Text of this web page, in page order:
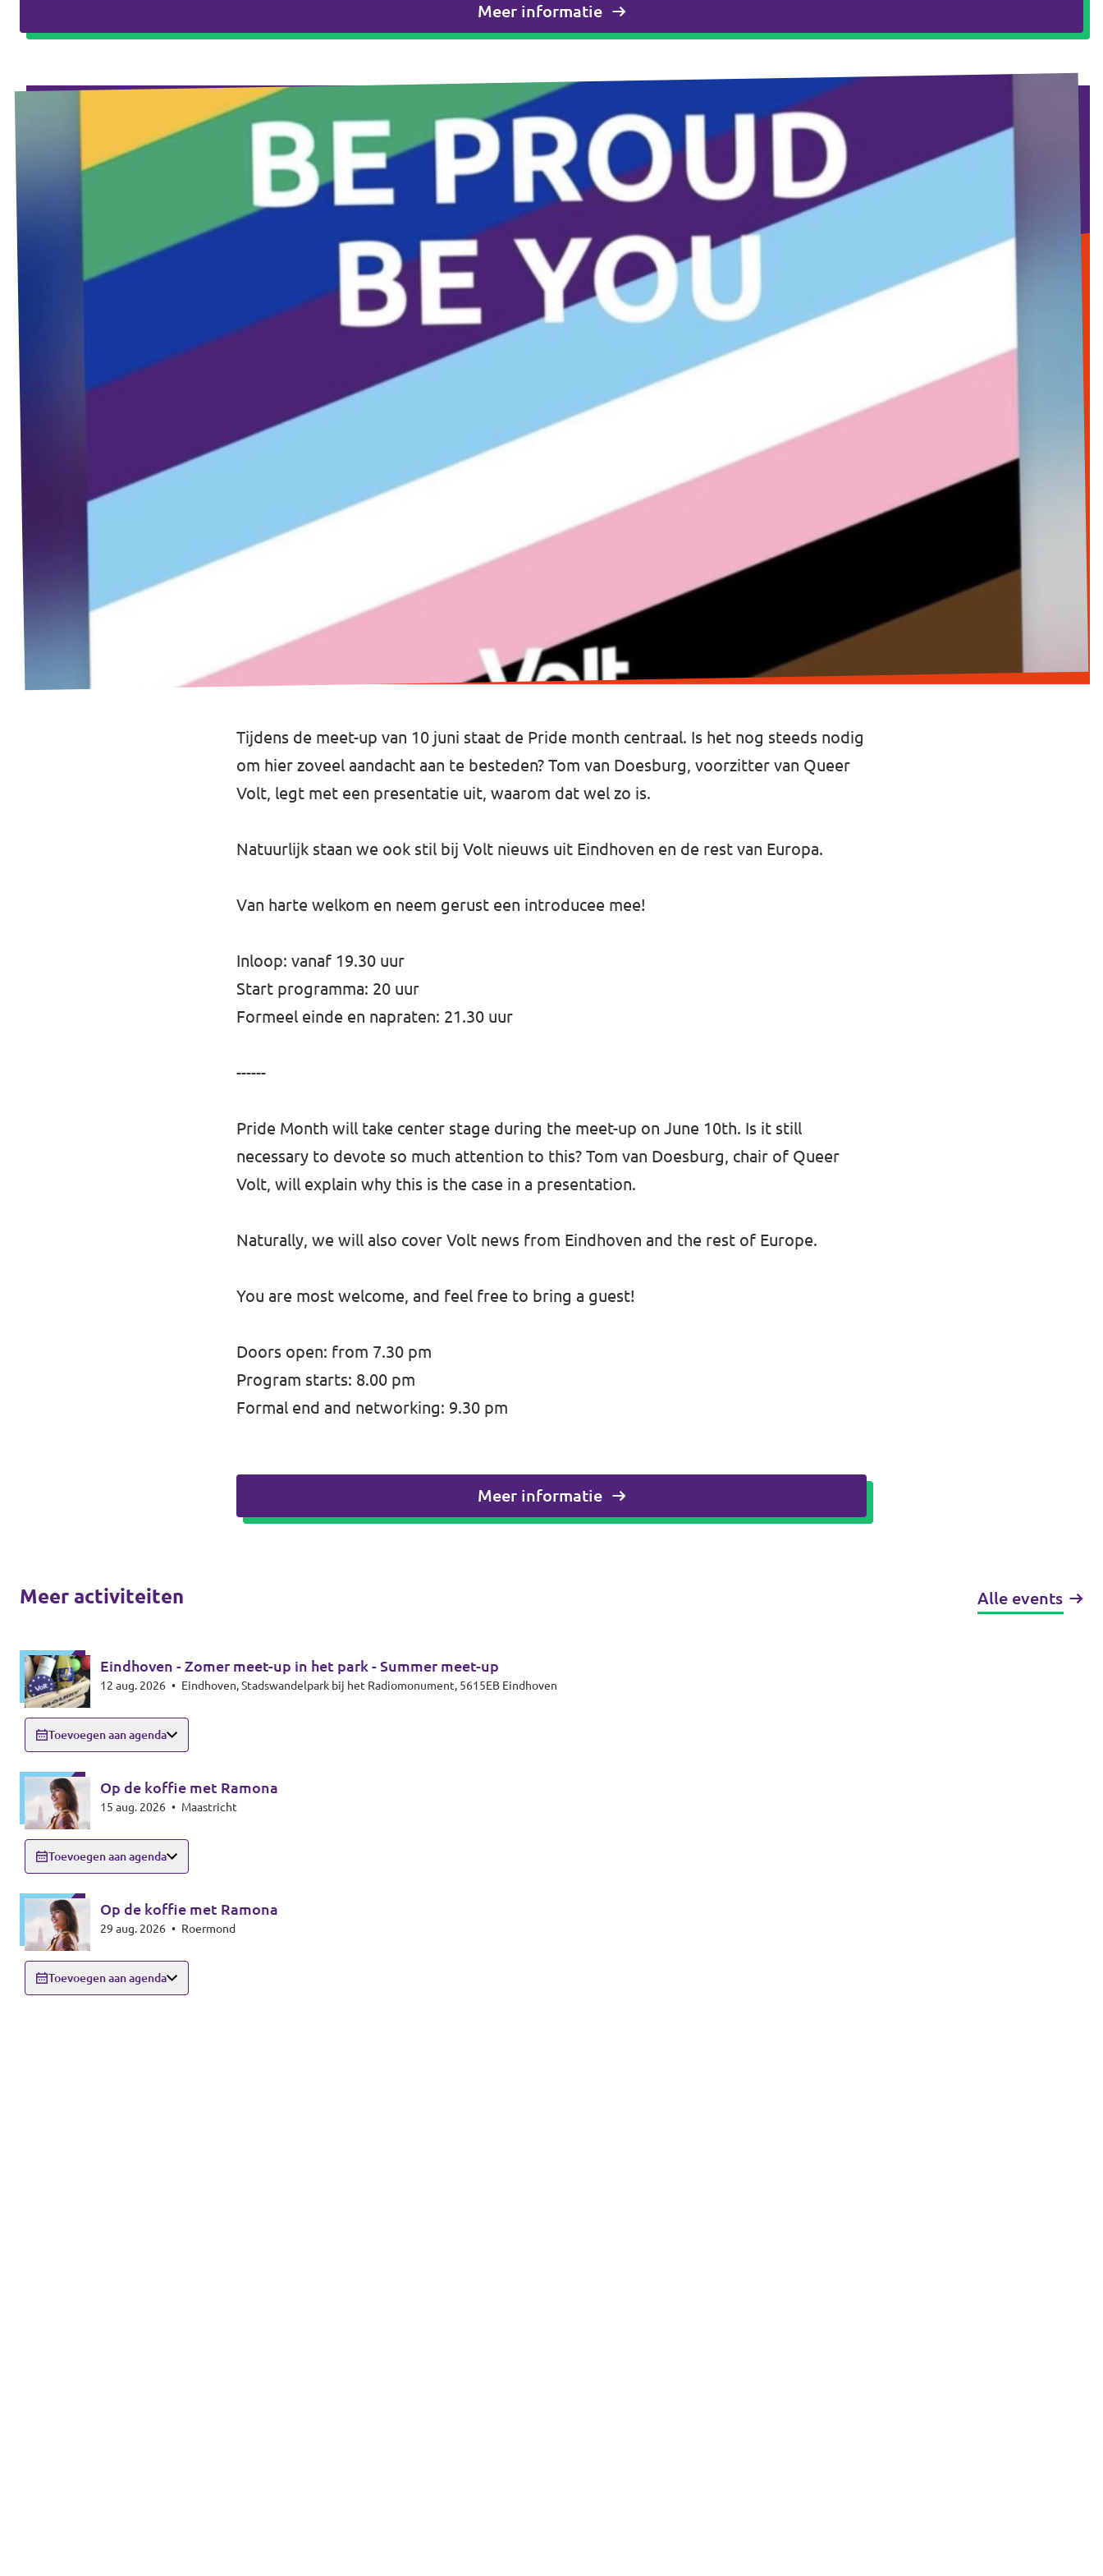
Agenda
Volt Maastricht
Meer informatie
Tijdens de meet-up van 10 juni staat de Pride month centraal. Is het nog steeds nodig
om hier zoveel aandacht aan te besteden? Tom van Doesburg, voorzitter van Queer
Volt, legt met een presentatie uit, waarom dat wel zo is.
Natuurlijk staan we ook stil bij Volt nieuws uit Eindhoven en de rest van Europa.
Van harte welkom en neem gerust een introducee mee!
Inloop: vanaf 19.30 uur
Start programma: 20 uur
Formeel einde en napraten: 21.30 uur
------
Pride Month will take center stage during the meet-up on June 10th. Is it still
necessary to devote so much attention to this? Tom van Doesburg, chair of Queer
Volt, will explain why this is the case in a presentation.
Naturally, we will also cover Volt news from Eindhoven and the rest of Europe.
You are most welcome, and feel free to bring a guest!
Doors open: from 7.30 pm
Program starts: 8.00 pm
Formal end and networking: 9.30 pm
Meer informatie
Meer activiteiten Alle events
Eindhoven - Zomer meet-up in het park - Summer meet-up
12 aug. 2026 • Eindhoven, Stadswandelpark bij het Radiomonument, 5615EB Eindhoven
Toevoegen aan agenda
Op de koffie met Ramona
15 aug. 2026 • Maastricht
Toevoegen aan agenda
Op de koffie met Ramona
29 aug. 2026 • Roermond
Toevoegen aan agenda